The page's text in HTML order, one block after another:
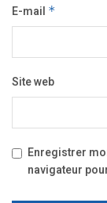
E-mail *
Site web
Enregistrer
navigateur